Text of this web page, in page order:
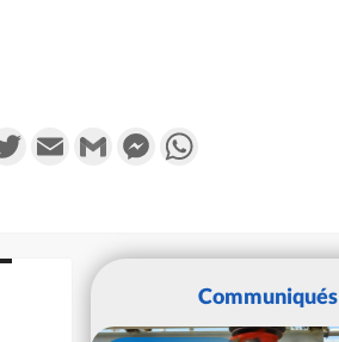
TwitterEmail Gmail Messenger
Communiqués